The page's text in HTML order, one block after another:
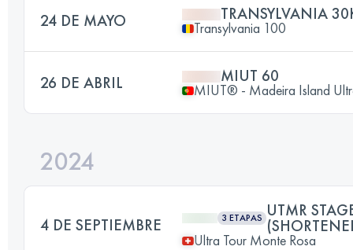
24 DE MAYO TRANSYLVANIA
Transylvania 100
26 DE ABRIL MIUT 60
MIUT® - Madeira Island
2024
4 DE SEPTIEMBRE 3 ETAPAS UTMR
Ultra Tour Monte Rosa